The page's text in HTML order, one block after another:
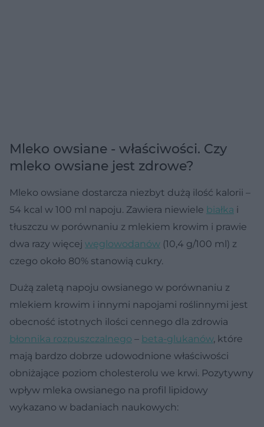
Mleko owsiane - właściwości. Czy
mleko owsiane jest zdrowe?
Mleko owsiane dostarcza niezbyt dużą ilość kalorii –
54 kcal w 100 ml napoju. Zawiera niewiele białka i
tłuszczu w porównaniu z mlekiem krowim i prawie
dwa razy więcej węglowodanów (10,4 g/100 ml) z
czego około 80% stanowią cukry.
Dużą zaletą napoju owsianego w porównaniu z
mlekiem krowim i innymi napojami roślinnymi jest
obecność istotnych ilości cennego dla zdrowia
błonnika rozpuszczalnego – beta-glukanów, które
mają bardzo dobrze udowodnione właściwości
obniżające poziom cholesterolu we krwi. Pozytywny
wpływ mleka owsianego na profil lipidowy
wykazano w badaniach naukowych: